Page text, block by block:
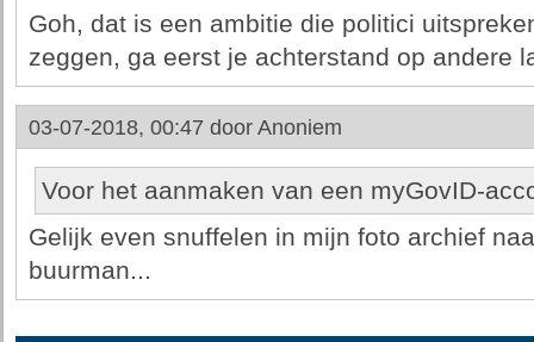
Goh, dat is een ambitie die politici
zeggen, ga eerst je achterstand op andere
03-07-2018, 00:47 door Anoniem
Voor het aanmaken van een myGovID-
Gelijk even snuffelen in mijn foto archief
buurman...